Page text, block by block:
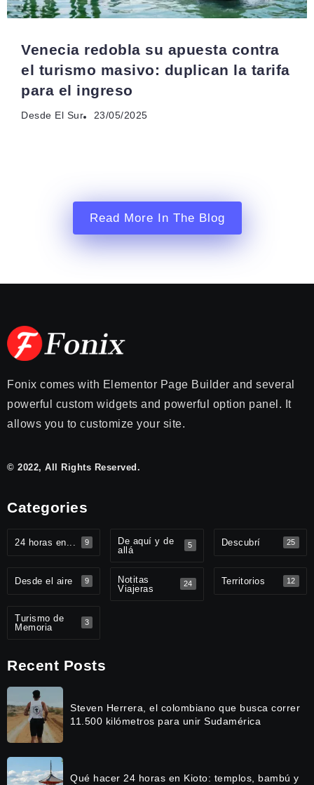
Venecia redobla su apuesta contra
el turismo masivo: duplican la tarifa
para el ingreso
Desde El Sur 23/05/2025
Read More In The Blog
Fonix comes with Elementor Page Builder and several
powerful custom widgets and powerful option panel. It
allows you to customize your site.
© 2022, All Rights Reserved.
Categories
24 horas en... 9
De aquí y de
allá
5 Descubrí 25
Desde el aire 9
Notitas
Viajeras
24 Territorios 12
Turismo de
Memoria
3
Recent Posts
Steven Herrera, el colombiano que busca correr
11.500 kilómetros para unir Sudamérica
Qué hacer 24 horas en Kioto: templos, bambú y